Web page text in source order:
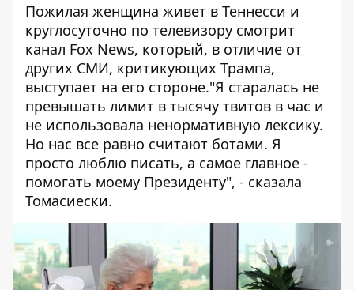
Пожилая женщина живет в Теннесси и
круглосуточно по телевизору смотрит
канал Fox News, который, в отличие от
других СМИ, критикующих Трампа,
выступает на его стороне."Я старалась не
превышать лимит в тысячу твитов в час и
не использовала ненормативную лексику.
Но нас все равно считают ботами. Я
просто люблю писать, а самое главное -
помогать моему Президенту", - сказала
Томасиески.